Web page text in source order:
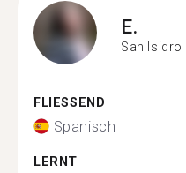
E.
San Isidro
FLIESSEND
Spanisch
LERNT